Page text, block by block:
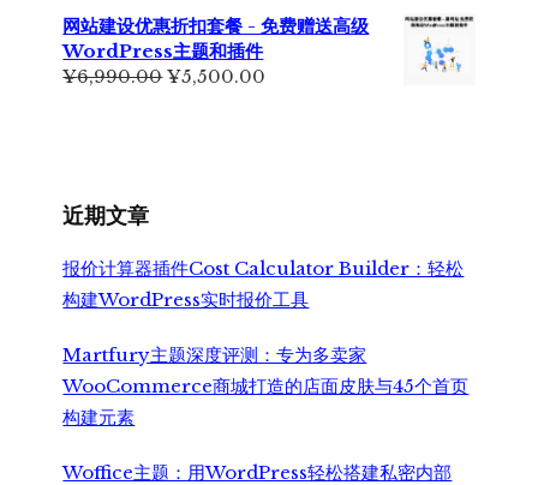
为：
¥7,999.00。
价
格
为：
¥6,500.00。
网站建设优惠折扣套餐 - 免费赠送高级
WordPress主题和插件
¥6,990.00原
¥5,500.00
近期文章
报价计算器插件Cost Calculator Builder：轻松
构建WordPress实时报价工具
Martfury主题深度评测：专为多卖家
WooCommerce商城打造的店面皮肤与45个首页
构建元素
Woffice主题：用WordPress轻松搭建私密内部